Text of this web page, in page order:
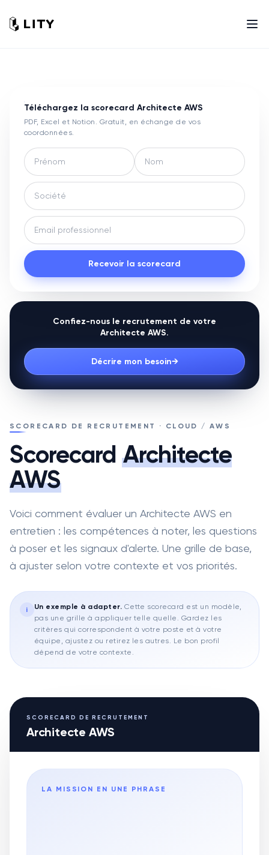
SCORECARD DE RECRUTEMENT · CLOUD / AWS
Scorecard Architecte
AWS
Voici comment évaluer un Architecte AWS en
entretien : les compétences à noter, les questions
à poser et les signaux d'alerte. Une grille de base,
à ajuster selon votre contexte et vos priorités.
i Un exemple à adapter. Cette scorecard est un modèle,
pas une grille à appliquer telle quelle. Gardez les
critères qui correspondent à votre poste et à votre
équipe, ajustez ou retirez les autres. Le bon profil
dépend de votre contexte.
SCORECARD DE RECRUTEMENT
Architecte AWS
LA MISSION EN UNE PHRASE
Téléchargez la scorecard Architecte AWS
PDF, Excel et Notion. Gratuit, en échange de vos
coordonnées.
Recevoir la scorecard
Confiez-nous le recrutement de votre
Architecte AWS.
Décrire mon besoin→